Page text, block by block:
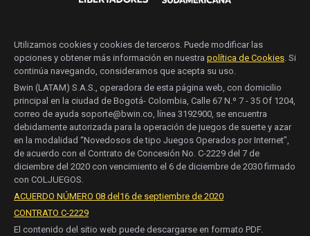
Utilizamos cookies y cookies de terceros. Puede modificar las
opciones y obtener más información en nuestra política de Cookies. Si
continúa navegando, consideramos que acepta su uso.
Bwin (LATAM) S.A.S., operadora de esta página web, con domicilio
principal en la ciudad de Bogotá- Colombia, Calle 67 N.º 7 - 35 Of 1204,
correo de ayuda soporte@bwin.co, línea 3192900, se encuentra
debidamente autorizada para la operación de juegos de suerte y azar
en la modalidad “Novedosos de tipo Juegos Operados por Internet”,
de acuerdo con el Contrato de Concesión No. C-2229 del 7 de
diciembre del 2020 con vencimiento el 6 de diciembre de 2030 firmado
con COLJUEGOS.
ACUERDO NÚMERO 08 del16 de septiembre de 2020
CONTRATO C-2229
El contenido del sitio web puede descargarse en formato PDF.